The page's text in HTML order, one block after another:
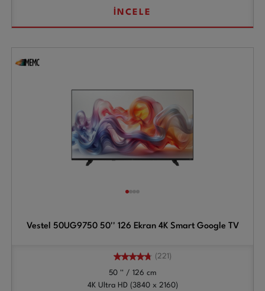
İNCELE
Vestel 50UG9750 50'' 126 Ekran 4K Smart Google TV
(221)
50 '' / 126 cm
4K Ultra HD (3840 x 2160)